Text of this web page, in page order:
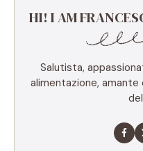
HI! I AM
Salutista,
alimentazione,